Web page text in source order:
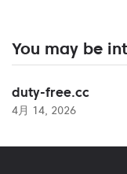
You may be
duty-free.cc
4月 14, 2026